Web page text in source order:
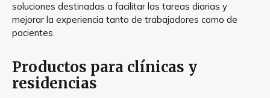
soluciones destinadas a facilitar las tareas diarias y
mejorar la experiencia tanto de trabajadores como de
pacientes.
Productos para clínicas y
residencias